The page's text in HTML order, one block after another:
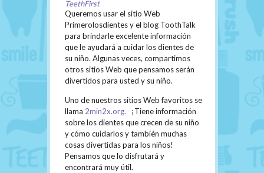
TeethFirst
Queremos usar el sitio Web
Primerolosdientes y el blog ToothTalk
para brindarle excelente información
que le ayudará a cuidar los dientes de
su niño. Algunas veces, compartimos
otros sitios Web que pensamos serán
divertidos para usted y su niño.
Uno de nuestros sitios Web favoritos se
llama 2min2x.org.
¡Tiene información
sobre los dientes que crecen de su niño
y cómo cuidarlos y también muchas
cosas divertidas para los niños!
Pensamos que lo disfrutará y
encontrará muy útil.